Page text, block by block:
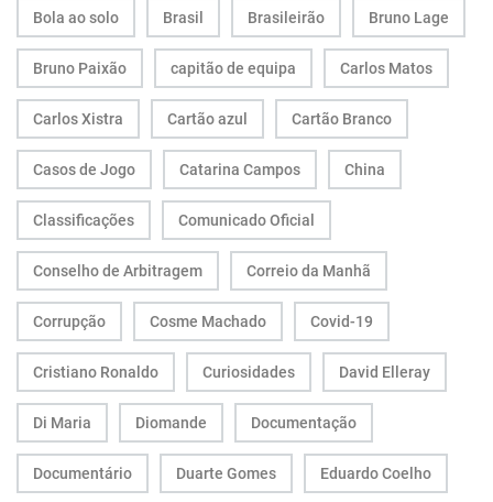
Bola ao solo Brasil Brasileirão Bruno Lage
Bruno Paixão capitão de equipa Carlos Matos
Carlos Xistra Cartão azul Cartão Branco
Casos de Jogo Catarina Campos China
Classificações Comunicado Oficial
Conselho de Arbitragem Correio da Manhã
Corrupção Cosme Machado Covid-19
Cristiano Ronaldo Curiosidades David Elleray
Di Maria Diomande Documentação
Documentário Duarte Gomes Eduardo Coelho